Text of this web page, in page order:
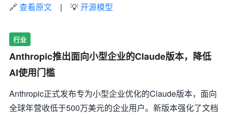
🔗 查看原文 | 💡开源模型
行业
Anthropic推出面向小型企业的Claude版本，降低
AI使用门槛
Anthropic正式发布专为小型企业优化的Claude版本，面向
全球年营收低于500万美元的企业用户。新版本强化了文档